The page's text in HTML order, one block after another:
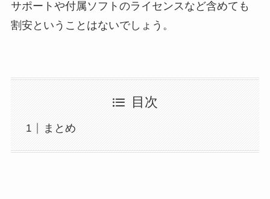
サポートや付属ソフトのライセンスなど含めても
割安ということはないでしょう。
目次
まとめ